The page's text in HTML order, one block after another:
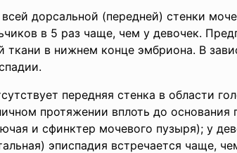
дорсальной (передней) стенки
в 5 раз чаще, чем у девочек.
ткани в нижнем конце эмбриона. В
передняя стенка в области
протяжении вплоть до основания
и сфинктер мочевого пузыря); у
эписпадия встречается чаще,